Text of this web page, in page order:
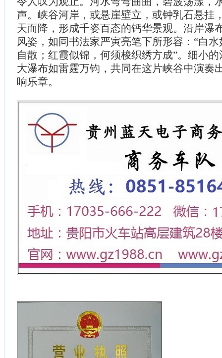
声。峡谷河岸，或悬崖壁立，或钟乳石悬挂
天而降，形成千姿百态的钙华景观。沿岸瀑
风姿，如同书法家严寅亮笔下所形容：“白
自散；红霞似锦，何须梭织绣方成”。细小
大瀑布如雷霆万钧，共同在这片峡谷中演奏
响乐章。